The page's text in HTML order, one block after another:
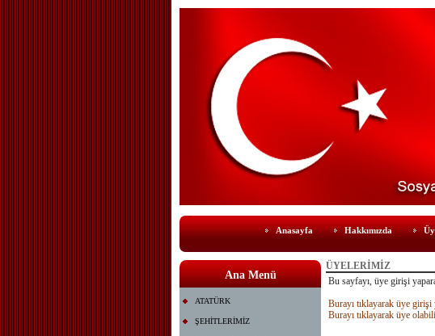
Anasayfa Hakkımızda
Ana Menü
ATATÜRK
ŞEHİTLERİMİZ
ÜYELERİMİZ
Bu sayfayı, üye girişi
Burayı tıklayarak üye
Burayı tıklayarak üye